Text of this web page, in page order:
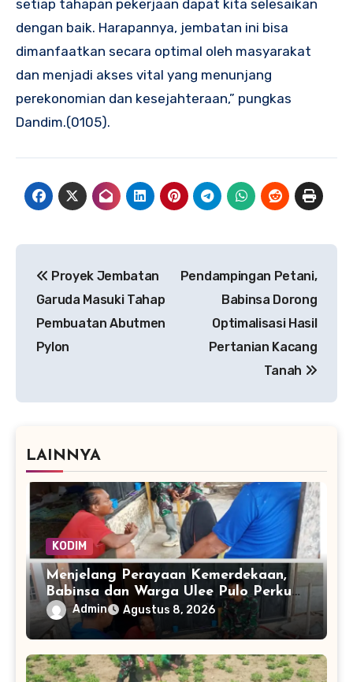
setiap tahapan pekerjaan dapat kita selesaikan
dengan baik. Harapannya, jembatan ini bisa
dimanfaatkan secara optimal oleh masyarakat
dan menjadi akses vital yang menunjang
perekonomian dan kesejahteraan,” pungkas
Dandim.(0105).
pos
Proyek Jembatan
Garuda Masuki Tahap
Pembuatan Abutmen
Pylon
Pendampingan Petani,
Babinsa Dorong
Optimalisasi Hasil
Pertanian Kacang
Tanah
LAINNYA
KODIM
Menjelang Perayaan Kemerdekaan,
Babinsa dan Warga Ulee Pulo Perkuat
Semangat Kebersamaan
Admin Agustus 8, 2026